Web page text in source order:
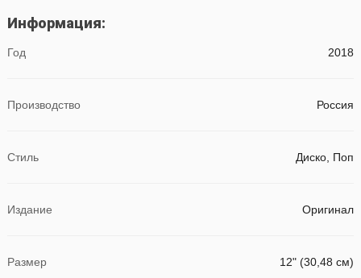
Информация:
Год 2018
Производство Россия
Стиль Диско, Поп
Издание Оригинал
Размер 12" (30,48 см)